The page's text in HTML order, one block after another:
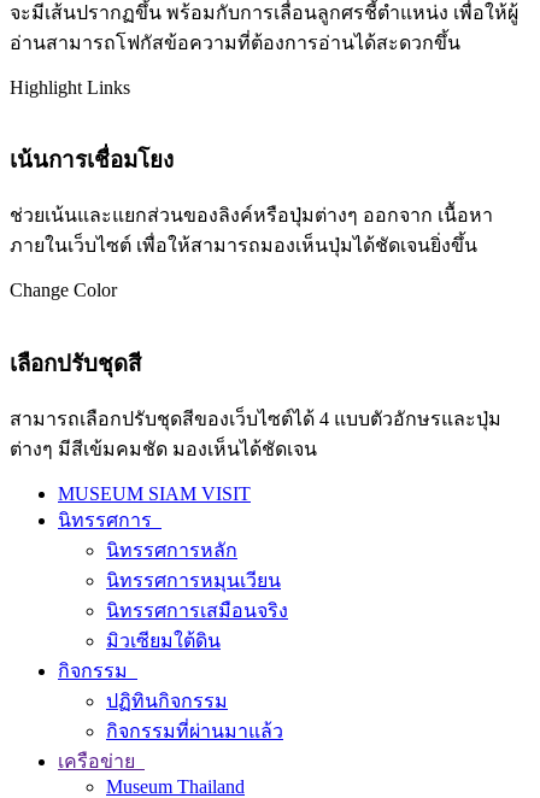
จะมีเส้นปรากฏขึ้น พร้อมกับการเลื่อนลูกศรชี้ตำแหน่ง เพื่อให้ผู้
อ่านสามารถโฟกัสข้อความที่ต้องการอ่านได้สะดวกขึ้น
Highlight Links
เน้นการเชื่อมโยง
ช่วยเน้นและแยกส่วนของลิงค์หรือปุ่มต่างๆ ออกจาก เนื้อหา
ภายในเว็บไซต์ เพื่อให้สามารถมองเห็นปุ่มได้ชัดเจนยิ่งขึ้น
Change Color
เลือกปรับชุดสี
สามารถเลือกปรับชุดสีของเว็บไซต์ได้ 4 แบบตัวอักษรและปุ่ม
ต่างๆ มีสีเข้มคมชัด มองเห็นได้ชัดเจน
MUSEUM SIAM VISIT
นิทรรศการ
นิทรรศการหลัก
นิทรรศการหมุนเวียน
นิทรรศการเสมือนจริง
มิวเซียมใต้ดิน
กิจกรรม
ปฏิทินกิจกรรม
กิจกรรมที่ผ่านมาแล้ว
เครือข่าย
Museum Thailand